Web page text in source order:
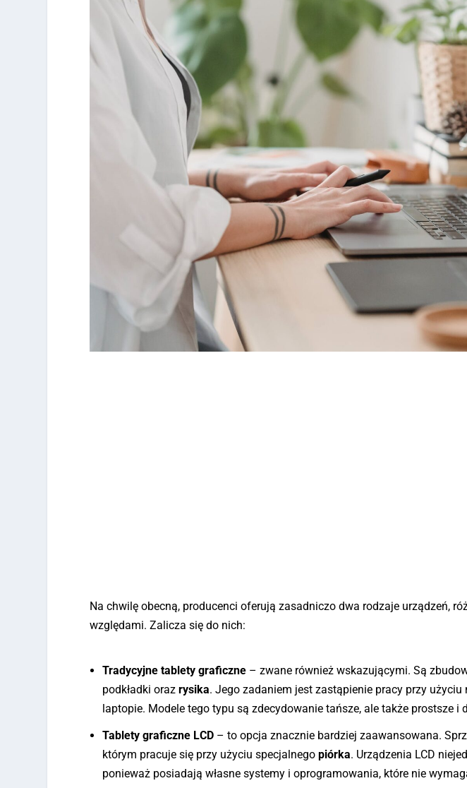
Na chwilę obecną, producenci oferują zasadniczo dwa rodzaje urządzeń,
względami. Zalicza się do nich:
Tradycyjne tablety graficzne – zwane również wskazującymi. Są
podkładki orazrysika. Jego zadaniem jest zastąpienie pracy przy
laptopie. Modele tego typu są zdecydowanie tańsze, ale także prostsze i
Tablety graficzne LCD – to opcja znacznie bardziej zaawansowana.
którym pracuje się przy użyciu specjalnegopiórka. Urządzenia LCD
ponieważ posiadają własne systemy i oprogramowania, które nie